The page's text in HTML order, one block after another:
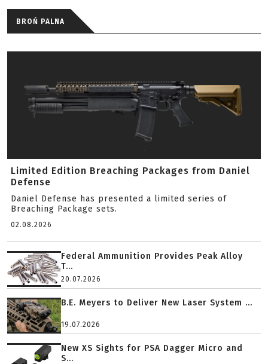
BROŃ PALNA
Limited Edition Breaching Packages from Daniel
Defense
Daniel Defense has presented a limited series of
Breaching Package sets.
02.08.2026
Federal Ammunition Provides Peak Alloy
T...
20.07.2026
B.E. Meyers to Deliver New Laser System ...
19.07.2026
New XS Sights for PSA Dagger Micro and
S...